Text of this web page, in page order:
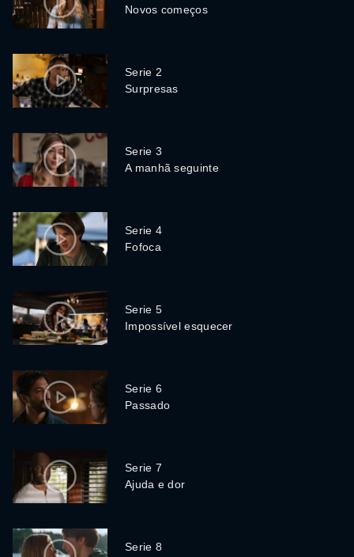
Novos começos
Serie 2
Surpresas
Serie 3
A manhã seguinte
Serie 4
Fofoca
Serie 5
Impossível esquecer
Serie 6
Passado
Serie 7
Ajuda e dor
Serie 8